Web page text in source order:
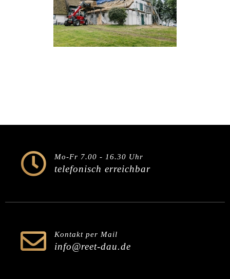
Mo-Fr 7.00 - 16.30 Uhr
telefonisch erreichbar
Kontakt per Mail
info@reet-dau.de